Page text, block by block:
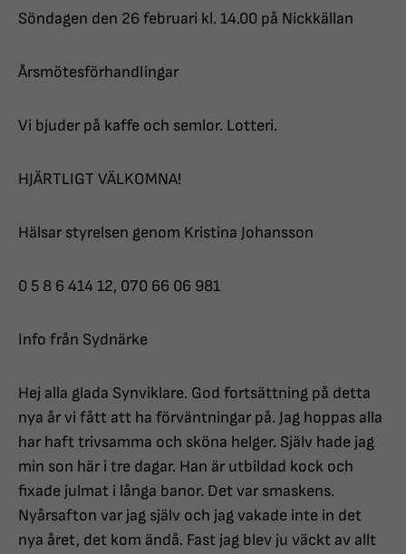
Söndagen den 26 februari kl. 14.00 på Nickkällan
Årsmötesförhandlingar
Vi bjuder på kaffe och semlor. Lotteri.
HJÄRTLIGT VÄLKOMNA!
Hälsar styrelsen genom Kristina Johansson
0 5 8 6 414 12, 070 66 06 981
Info från Sydnärke
Hej alla glada Synviklare. God fortsättning på detta
nya år vi fått att ha förväntningar på. Jag hoppas alla
har haft trivsamma och sköna helger. Själv hade jag
min son här i tre dagar. Han är utbildad kock och
fixade julmat i långa banor. Det var smaskens.
Nyårsafton var jag själv och jag vakade inte in det
nya året, det kom ändå. Fast jag blev ju väckt av allt